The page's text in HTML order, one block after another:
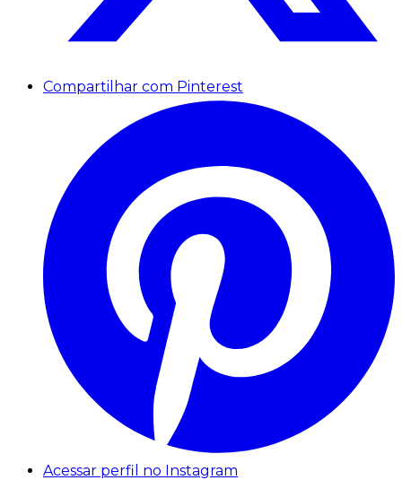
Compartilhar com Pinterest
Acessar perfil no Instagram